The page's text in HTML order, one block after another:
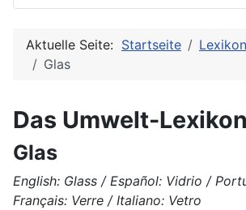
Aktuelle Seite: Startseite Lexikon
Glas
Das Umwelt-Lexikon
Glas
English: Glass / Español: Vidrio /
Français: Verre / Italiano: Vetro